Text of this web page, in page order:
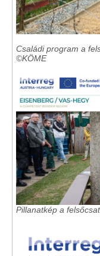
Családi program a
©KÖME
Pillanatkép a